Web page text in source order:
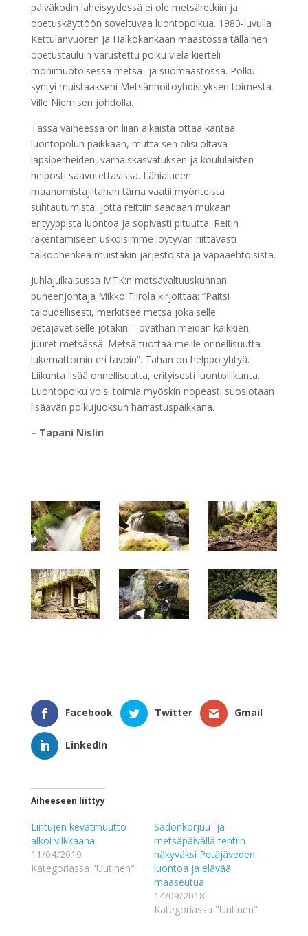
päiväkodin läheisyydessä ei ole metsäretkiin ja
opetuskäyttöön soveltuvaa luontopolkua. 1980-luvulla
Kettulanvuoren ja Halkokankaan maastossa tällainen
opetustauluin varustettu polku vielä kierteli
monimuotoisessa metsä- ja suomaastossa. Polku
syntyi muistaakseni Metsänhoitoyhdistyksen toimesta
Ville Niemisen johdolla.
Tässä vaiheessa on liian aikaista ottaa kantaa
luontopolun paikkaan, mutta sen olisi oltava
lapsiperheiden, varhaiskasvatuksen ja koululaisten
helposti saavutettavissa. Lähialueen
maanomistajiltahan tämä vaatii myönteistä
suhtautumista, jotta reittiin saadaan mukaan
erityyppistä luontoa ja sopivasti pituutta. Reitin
rakentamiseen uskoisimme löytyvän riittävästi
talkoohenkeä muistakin järjestöistä ja vapaaehtoisista.
Juhlajulkaisussa MTK:n metsävaltuuskunnan
puheenjohtaja Mikko Tiirola kirjoittaa: ”Paitsi
taloudellisesti, merkitsee metsä jokaiselle
petäjävetiselle jotakin – ovathan meidän kaikkien
juuret metsässä. Metsä tuottaa meille onnellisuutta
lukemattomin eri tavoin”. Tähän on helppo yhtyä.
Liikunta lisää onnellisuutta, erityisesti luontoliikunta.
Luontopolku voisi toimia myöskin nopeasti suosiotaan
lisäävän polkujuoksun harrastuspaikkana.
– Tapani Nislin
Facebook Twitter Gmail
LinkedIn
Aiheeseen liittyy
Lintujen kevätmuutto
alkoi vilkkaana
11/04/2019
Kategoriassa "Uutinen"
Sadonkorjuu- ja
metsäpäivällä tehtiin
näkyväksi Petäjäveden
luontoa ja elävää
maaseutua
14/09/2018
Kategoriassa "Uutinen"